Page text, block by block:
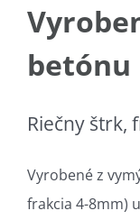
betónu
Riečny štrk,
Vyrobené z
frakcia 4-8mm)